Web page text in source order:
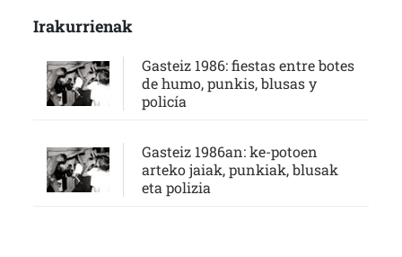
Irakurrienak
Gasteiz 1986: fiestas entre botes
de humo, punkis, blusas y
policía
Gasteiz 1986an: ke-potoen
arteko jaiak, punkiak, blusak
eta polizia